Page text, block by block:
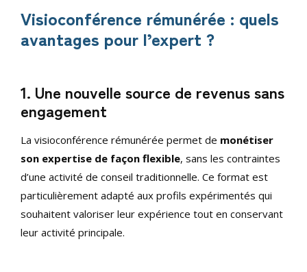
Visioconférence rémunérée : quels
avantages pour l’expert ?
1. Une nouvelle source de revenus sans
engagement
La visioconférence rémunérée permet de monétiser
son expertise de façon flexible, sans les contraintes
d’une activité de conseil traditionnelle. Ce format est
particulièrement adapté aux profils expérimentés qui
souhaitent valoriser leur expérience tout en conservant
leur activité principale.